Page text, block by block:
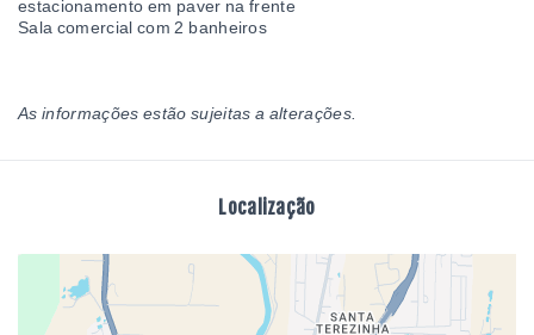
estacionamento em paver na frente
Sala comercial com 2 banheiros
As informações estão sujeitas a alterações.
Localização